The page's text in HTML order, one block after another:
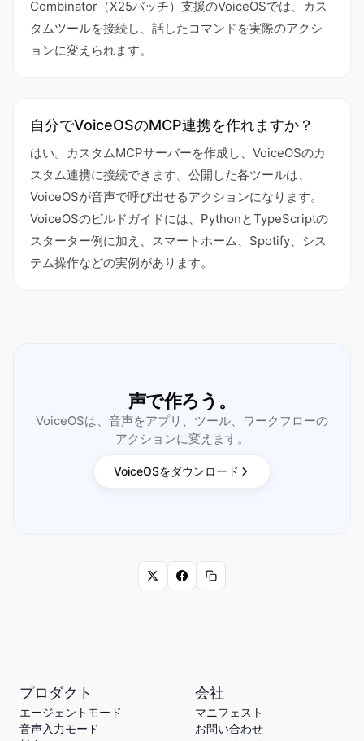
Combinator（X25バッチ）支援のVoiceOSでは、カス
タムツールを接続し、話したコマンドを実際のアクシ
ョンに変えられます。
自分でVoiceOSのMCP連携を作れますか？
はい。カスタムMCPサーバーを作成し、VoiceOSのカ
スタム連携に接続できます。公開した各ツールは、
VoiceOSが音声で呼び出せるアクションになります。
VoiceOSのビルドガイドには、PythonとTypeScriptの
スターター例に加え、スマートホーム、Spotify、シス
テム操作などの実例があります。
声で作ろう。
VoiceOSは、音声をアプリ、ツール、ワークフローの
アクションに変えます。
VoiceOSをダウンロード
プロダクト
エージェントモード
音声入力モード
会社
マニフェスト
お問い合わせ